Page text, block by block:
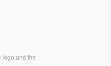
logo and the